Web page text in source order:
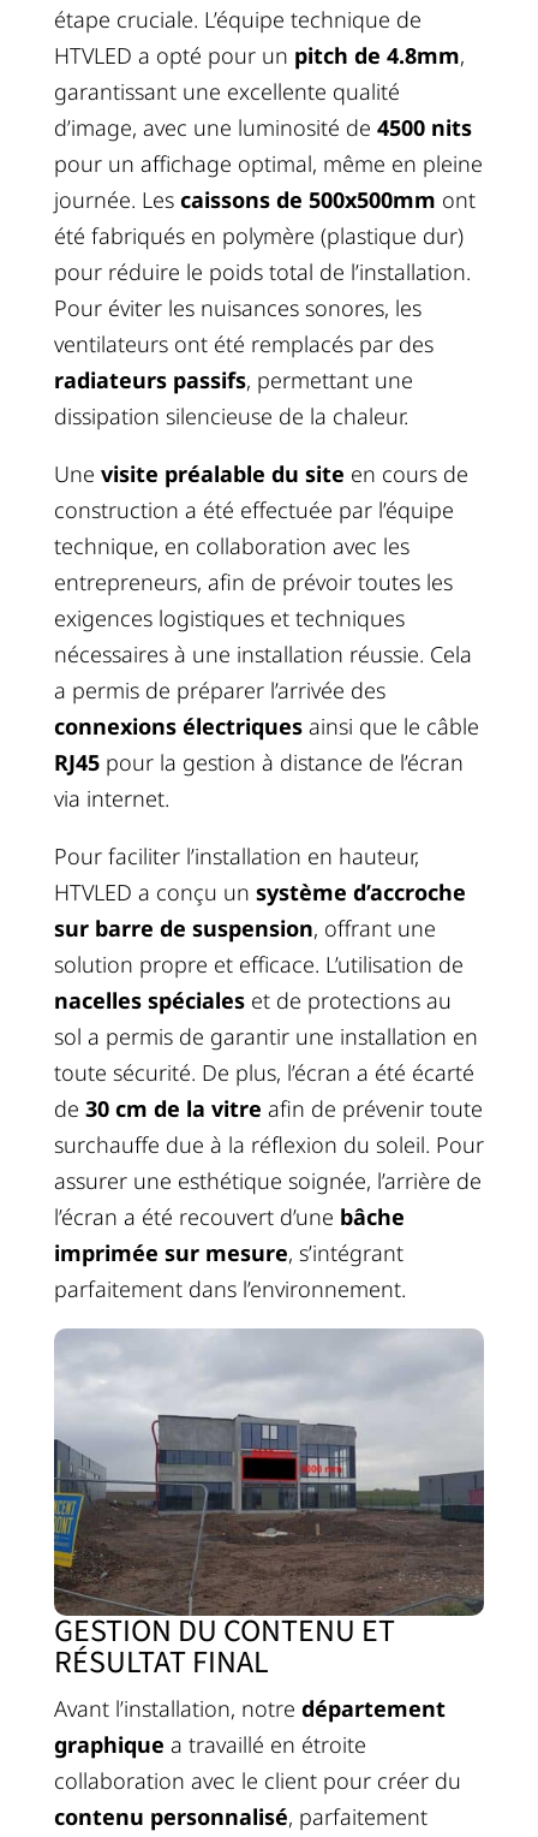
étape cruciale. L’équipe technique de
HTVLED a opté pour un pitch de 4.8mm,
garantissant une excellente qualité
d’image, avec une luminosité de 4500 nits
pour un affichage optimal, même en pleine
journée. Les caissons de 500x500mm ont
été fabriqués en polymère (plastique dur)
pour réduire le poids total de l’installation.
Pour éviter les nuisances sonores, les
ventilateurs ont été remplacés par des
radiateurs passifs, permettant une
dissipation silencieuse de la chaleur.
Une visite préalable du site en cours de
construction a été effectuée par l’équipe
technique, en collaboration avec les
entrepreneurs, afin de prévoir toutes les
exigences logistiques et techniques
nécessaires à une installation réussie. Cela
a permis de préparer l’arrivée des
connexions électriquesainsi que le câble
RJ45pour la gestion à distance de l’écran
via internet.
Pour faciliter l’installation en hauteur,
HTVLED a conçu un système d’accroche
sur barre de suspension, offrant une
solution propre et efficace. L’utilisation de
nacelles spécialeset de protections au
sol a permis de garantir une installation en
toute sécurité. De plus, l’écran a été écarté
de 30 cm de la vitre afin de prévenir toute
surchauffe due à la réflexion du soleil. Pour
assurer une esthétique soignée, l’arrière de
l’écran a été recouvert d’une bâche
imprimée sur mesure, s’intégrant
parfaitement dans l’environnement.
GESTION DU CONTENU ET
RÉSULTAT FINAL
Avant l’installation, notre département
graphique a travaillé en étroite
collaboration avec le client pour créer du
contenu personnalisé, parfaitement